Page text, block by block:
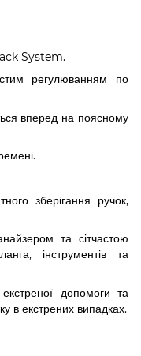
System.
регулюванням по
вперед на поясному
зберігання ручок,
та сітчастою
інструментів та
допомоги та
в екстрених випадках.